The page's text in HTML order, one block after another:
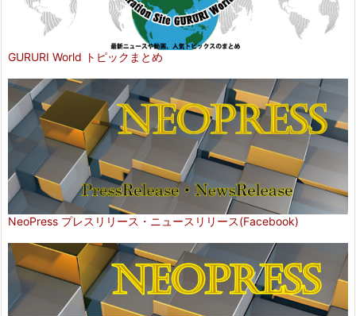
GURURI World トピックまとめ
NeoPress プレスリリース・ニュースリリース(Facebook)